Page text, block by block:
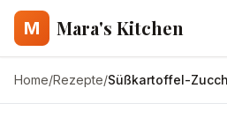
M Mara's Kitchen
Home/Rezepte/Süßkartoffel-